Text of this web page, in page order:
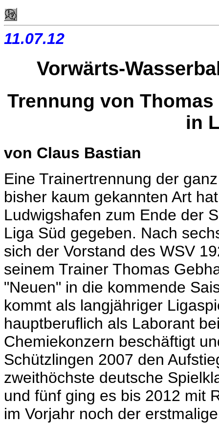
11.07.12
Vorwärts-
Trennung von
in
von Claus Bastian
Eine Trainertrennung der
bisher kaum gekannten Art
Ludwigshafen zum Ende der
Liga Süd gegeben. Nach
sich der Vorstand des WSV
seinem Trainer Thomas
"Neuen" in die kommende
kommt als langjähriger
hauptberuflich als Laborant
Chemiekonzern beschäftigt
Schützlingen 2007 den
zweithöchste deutsche
und fünf ging es bis 2012 mit
im Vorjahr noch der